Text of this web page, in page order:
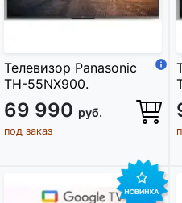
Телевизор Panasonic
TH-55NX900.
69 990 руб.
под заказ